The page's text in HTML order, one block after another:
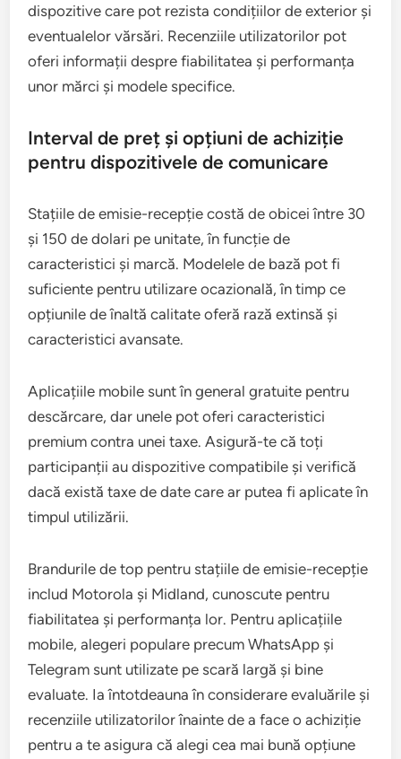
dispozitive care pot rezista condițiilor de exterior și
eventualelor vărsări. Recenziile utilizatorilor pot
oferi informații despre fiabilitatea și performanța
unor mărci și modele specifice.
Interval de preț și opțiuni de achiziție
pentru dispozitivele de comunicare
Stațiile de emisie-recepție costă de obicei între 30
și 150 de dolari pe unitate, în funcție de
caracteristici și marcă. Modelele de bază pot fi
suficiente pentru utilizare ocazională, în timp ce
opțiunile de înaltă calitate oferă rază extinsă și
caracteristici avansate.
Aplicațiile mobile sunt în general gratuite pentru
descărcare, dar unele pot oferi caracteristici
premium contra unei taxe. Asigură-te că toți
participanții au dispozitive compatibile și verifică
dacă există taxe de date care ar putea fi aplicate în
timpul utilizării.
Brandurile de top pentru stațiile de emisie-recepție
includ Motorola și Midland, cunoscute pentru
fiabilitatea și performanța lor. Pentru aplicațiile
mobile, alegeri populare precum WhatsApp și
Telegram sunt utilizate pe scară largă și bine
evaluate. Ia întotdeauna în considerare evaluările și
recenziile utilizatorilor înainte de a face o achiziție
pentru a te asigura că alegi cea mai bună opțiune